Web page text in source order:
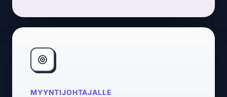
MYYNTIJOHTAJALLE